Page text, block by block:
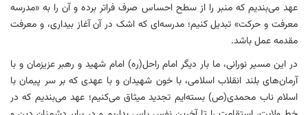
عهد می‌بندیم که منبر را از سطح احساس صرف فراتر برده و آن را به «مدرسه
معرفت و حرکت» تبدیل کنیم؛ مدرسه‌ای که اشک در آن آغاز بیداری، و معرفت
مقدمه عمل باشد.
در این مسیر نورانی، ما بار دیگر امام راحل(ره) امام شهید و رهبر عزیزمان و با
آرمان‌های بلند انقلاب اسلامی، با خون شهیدان و با عهدی که بر سر پیمان با
اسلام ناب محمدی(ص) بسته‌ایم تجدید میثاق می‌کنیم؛ عهد می‌بندیم که در